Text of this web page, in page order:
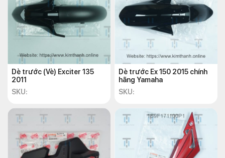
16
Ốp bịt
yếm –
Xám
2NDF842M00P4 185.000
17
Ốp bịt
yếm –
biển
đậm
2NDF842M00P9
Ốp bịt
yếm –
Dè trước (Vè) Exciter 135
2011
SKU:
Dè trước Ex 150 2015 chính
hãng Yamaha
SKU: